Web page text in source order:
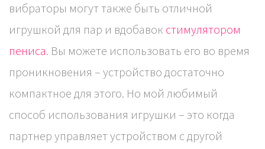
вибраторы могут также быть отличной
игрушкой для пар и вдобавок стимулятором
пениса. Вы можете использовать его во время
проникновения – устройство достаточно
компактное для этого. Но мой любимый
способ использования игрушки – это когда
партнер управляет устройством с другой